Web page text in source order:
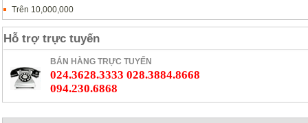
Trên 10,000,000
Hỗ trợ trực tuyến
BÁN HÀNG TRỰC TUYẾN
024.3628.3333 028.3884.8668
094.230.6868